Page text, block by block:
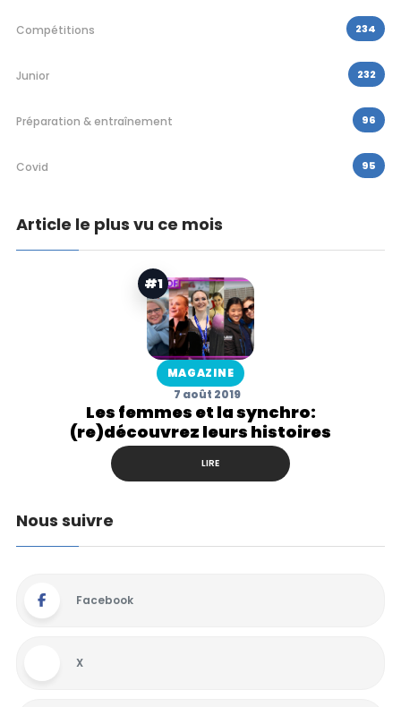
Compétitions 234
Junior 232
Préparation & entraînement 96
Covid 95
Article le plus vu ce mois
#1
MAGAZINE
7 août 2019
Les femmes et la synchro:
(re)découvrez leurs histoires
LIRE
Nous suivre
Facebook
X